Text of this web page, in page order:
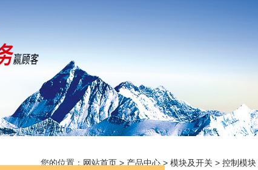
您的位置： 网站首页 > 产品中心 > 模块及开关 > 控制模块